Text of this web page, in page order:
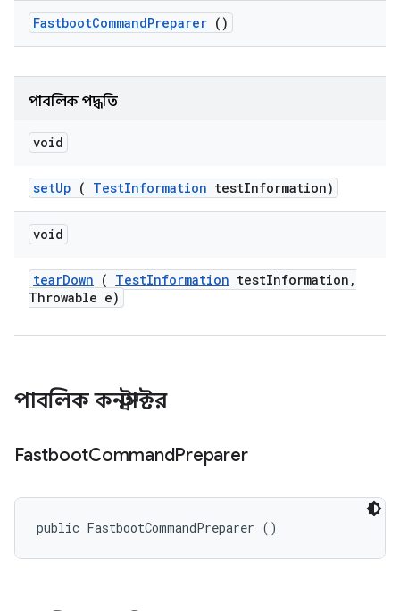
FastbootCommandPreparer ()
পাবলিক পদ্ধতি
void
setUp ( TestInformation testInformation)
void
tearDown ( TestInformation testInformation ,
Throwable e)
পাবলিক কনস্ট্রাক্টর
FastbootCommandPreparer
public FastbootCommandPreparer ()